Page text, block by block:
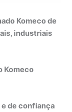
Komeco de
industriais
Komeco
de confiança